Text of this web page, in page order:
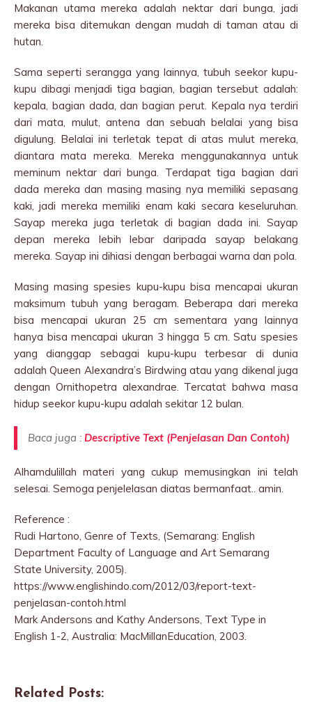
Makanan utama mereka adalah nektar dari bunga, jadi
mereka bisa ditemukan dengan mudah di taman atau di
hutan.
Sama seperti serangga yang lainnya, tubuh seekor kupu-
kupu dibagi menjadi tiga bagian, bagian tersebut adalah:
kepala, bagian dada, dan bagian perut. Kepala nya terdiri
dari mata, mulut, antena dan sebuah belalai yang bisa
digulung. Belalai ini terletak tepat di atas mulut mereka,
diantara mata mereka. Mereka menggunakannya untuk
meminum nektar dari bunga. Terdapat tiga bagian dari
dada mereka dan masing masing nya memiliki sepasang
kaki, jadi mereka memiliki enam kaki secara keseluruhan.
Sayap mereka juga terletak di bagian dada ini. Sayap
depan mereka lebih lebar daripada sayap belakang
mereka. Sayap ini dihiasi dengan berbagai warna dan pola.
Masing masing spesies kupu-kupu bisa mencapai ukuran
maksimum tubuh yang beragam. Beberapa dari mereka
bisa mencapai ukuran 25 cm sementara yang lainnya
hanya bisa mencapai ukuran 3 hingga 5 cm. Satu spesies
yang dianggap sebagai kupu-kupu terbesar di dunia
adalah Queen Alexandra’s Birdwing atau yang dikenal juga
dengan Ornithopetra alexandrae. Tercatat bahwa masa
hidup seekor kupu-kupu adalah sekitar 12 bulan.
Baca juga : Descriptive Text (Penjelasan Dan Contoh)
Alhamdulillah materi yang cukup memusingkan ini telah
selesai. Semoga penjelelasan diatas bermanfaat.. amin.
Reference :
Rudi Hartono, Genre of Texts, (Semarang: English
Department Faculty of Language and Art Semarang
State University, 2005).
https://www.englishindo.com/2012/03/report-text-
penjelasan-contoh.html
Mark Andersons and Kathy Andersons, Text Type in
English 1-2, Australia: MacMillanEducation, 2003.
Related Posts: